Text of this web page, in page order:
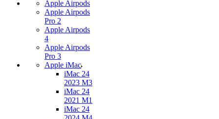
Apple Airpods
Apple Airpods
Pro 2
Apple Airpods
4
Apple Airpods
Pro 3
Apple iMac
iMac 24
2023 M3
iMac 24
2021 M1
iMac 24